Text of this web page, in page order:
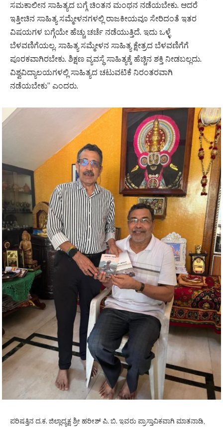
ಸಮಕಾಲೀನ ಸಾಹಿತ್ಯದ ಬಗ್ಗೆ ಚಿಂತನ ಮಂಥನ ನಡೆಯಬೇಕು. ಆದರೆ
ಇತ್ತೀಚಿನ ಸಾಹಿತ್ಯ ಸಮ್ಮೇಳನಗಳಲ್ಲಿ ರಾಜಕೀಯವೂ ಸೇರಿದಂತೆ ಇತರ
ವಿಷಯಗಳ ಬಗ್ಗೆಯೇ ಹೆಚ್ಚು ಚರ್ಚೆ ನಡೆಯುತ್ತಿದೆ. ಇದು ಒಳ್ಳೆ
ಬೆಳವಣಿಗೆಯಲ್ಲ. ಸಾಹಿತ್ಯ ಸಮ್ಮೇಳನ ಸಾಹಿತ್ಯ ಕ್ಷೇತ್ರದ ಬೆಳವಣಿಗೆಗೆ
ಪೂರಕವಾಗಿರಬೇಕು. ಶಿಕ್ಷಣ ವ್ಯವಸ್ಥೆ ಸಾಹಿತ್ಯಕ್ಕೆ ಹೆಚ್ಚಿನ ಶಕ್ತಿ ನೀಡಬಲ್ಲದು.
ವಿಶ್ವವಿದ್ಯಾಲಯಗಳಲ್ಲಿ ಸಾಹಿತ್ಯದ ಚಟುವಟಿಕೆ ನಿರಂತರವಾಗಿ
ನಡೆಯಬೇಕು” ಎಂದರು.
ಪರಿಷತ್ತಿನ ದ.ಕ. ಜಿಲ್ಲಾದ್ಯಕ್ಷ ಶ್ರೀ ಹರೀಶ್ ಪಿ. ಬಿ. ಇವರು ಪ್ರಾಸ್ತಾವಿಕವಾಗಿ ಮಾತನಾಡಿ,